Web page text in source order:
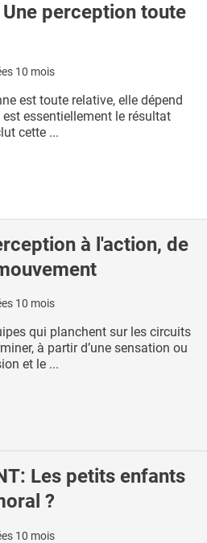
perception toute
10 mois
est toute relative, elle dépend
est essentiellement le résultat
cette ...
à l'action, de
10 mois
qui planchent sur les circuits
à partir d’une sensation ou
et le ...
Les petits enfants
?
10 mois